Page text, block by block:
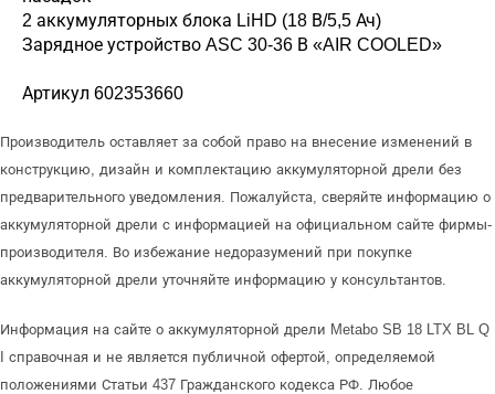
2 аккумуляторных блока LiHD (18 В/5,5 Ач)
Зарядное устройство ASC 30-36 В «AIR COOLED»
Артикул 602353660
Производитель оставляет за собой право на внесение изменений в
конструкцию, дизайн и комплектацию аккумуляторной дрели без
предварительного уведомления. Пожалуйста, сверяйте информацию о
аккумуляторной дрели с информацией на официальном сайте фирмы-
производителя. Во избежание недоразумений при покупке
аккумуляторной дрели уточняйте информацию у консультантов.
Информация на сайте о аккумуляторной дрели Metabo SB 18 LTX BL Q
I справочная и не является публичной офертой, определяемой
положениями Статьи 437 Гражданского кодекса РФ. Любое